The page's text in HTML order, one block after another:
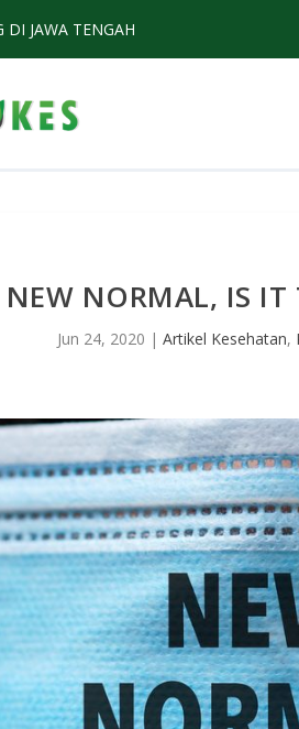
DI JAWA TENGAH
NEW NORMAL, IS IT
Jun 24, 2020 | Artikel Kesehatan,